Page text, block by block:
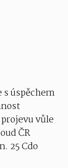
úspěchem
vůle
ČR
25 Cdo